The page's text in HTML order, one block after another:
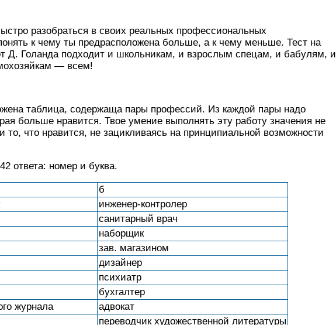
разобраться в своих реальных профессиональных
к чему ты предрасположена больше, а к чему меньше. Тест на
Д. Голанда подходит и школьникам, и взрослым спецам, и бабулям, и
— всем!
таблица, содержаща пары профессий. Из каждой пары надо
больше нравится. Твое умение выполнять эту работу значения не
то, что нравится, не зацикливаясь на принципиальной возможности
ответа: номер и буква.
б
инженер-контролер
санитарный врач
наборщик
зав. магазином
дизайнер
психиатр
бухгалтер
журнала
адвокат
переводчик художественной литературы